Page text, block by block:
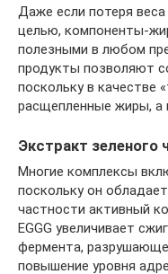
Даже если потеря
целью, компоненты-
полезными в любом
продукты позволяют
поскольку в качестве
расщепленные жиры, а
Экстракт зеленого
Многие комплексы
поскольку он
частности активный
EGGG увеличивает
фермента,
повышение уровня